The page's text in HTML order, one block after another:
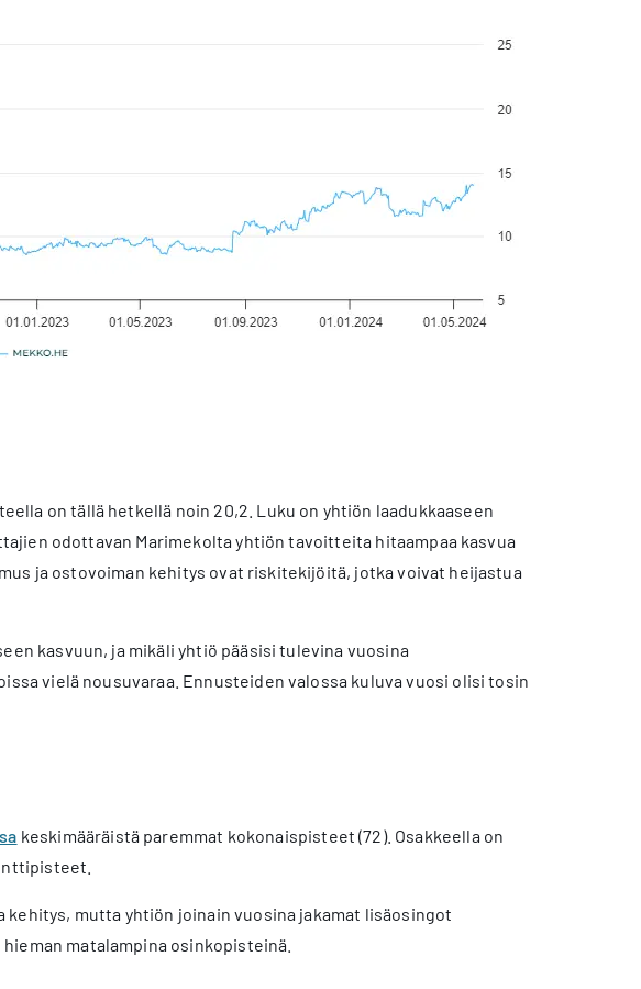
on tällä hetkellä noin 20,2. Luku on yhtiön laadukkaaseen
odottavan Marimekolta yhtiön tavoitteita hitaampaa kasvua
ja ostovoiman kehitys ovat riskitekijöitä, jotka voivat heijastua
kasvuun, ja mikäli yhtiö pääsisi tulevina vuosina
vielä nousuvaraa. Ennusteiden valossa kuluva vuosi olisi tosin
keskimääräistä paremmat kokonaispisteet (72). Osakkeella on
mutta yhtiön joinain vuosina jakamat lisäosingot
matalampina osinkopisteinä.